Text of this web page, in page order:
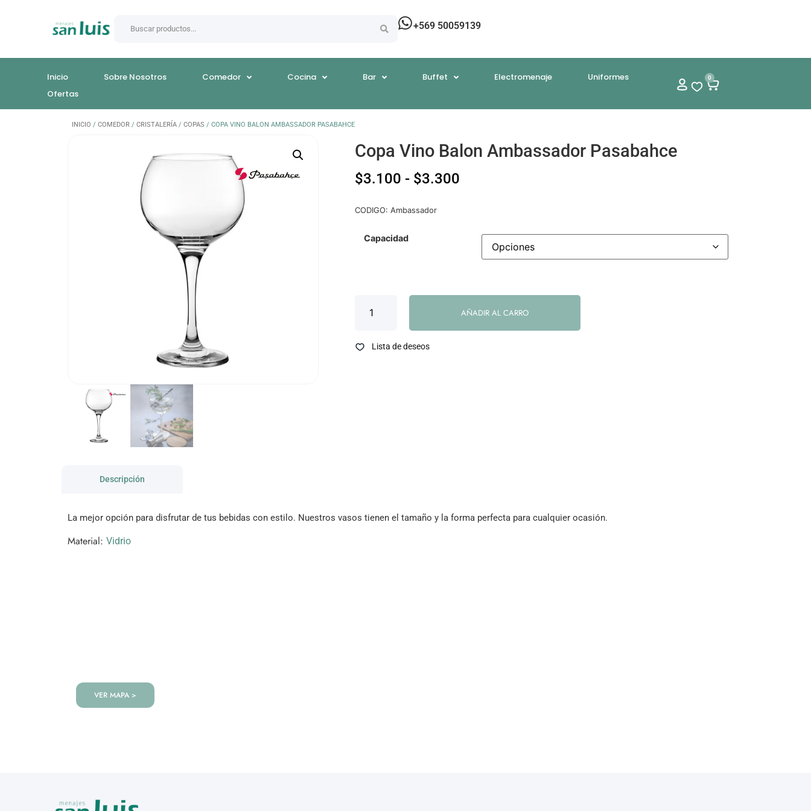
+569 50059139
Inicio Sobre Nosotros Comedor Cocina Bar Buffet Electromenaje
Uniformes
Ofertas
0
INICIO / COMEDOR / CRISTALERÍA / COPAS / COPA VINO BALON AMBASSADOR PASABAHCE
Copa Vino Balon Ambassador Pasabahce
$3.100 - $3.300
CODIGO: Ambassador
Capacidad
AÑADIR AL CARRO
Lista de deseos
Descripción
La mejor opción para disfrutar de tus bebidas con estilo. Nuestros vasos tienen el tamaño y la forma perfecta para cualquier ocasión.
Material: Vidrio
VER MAPA >